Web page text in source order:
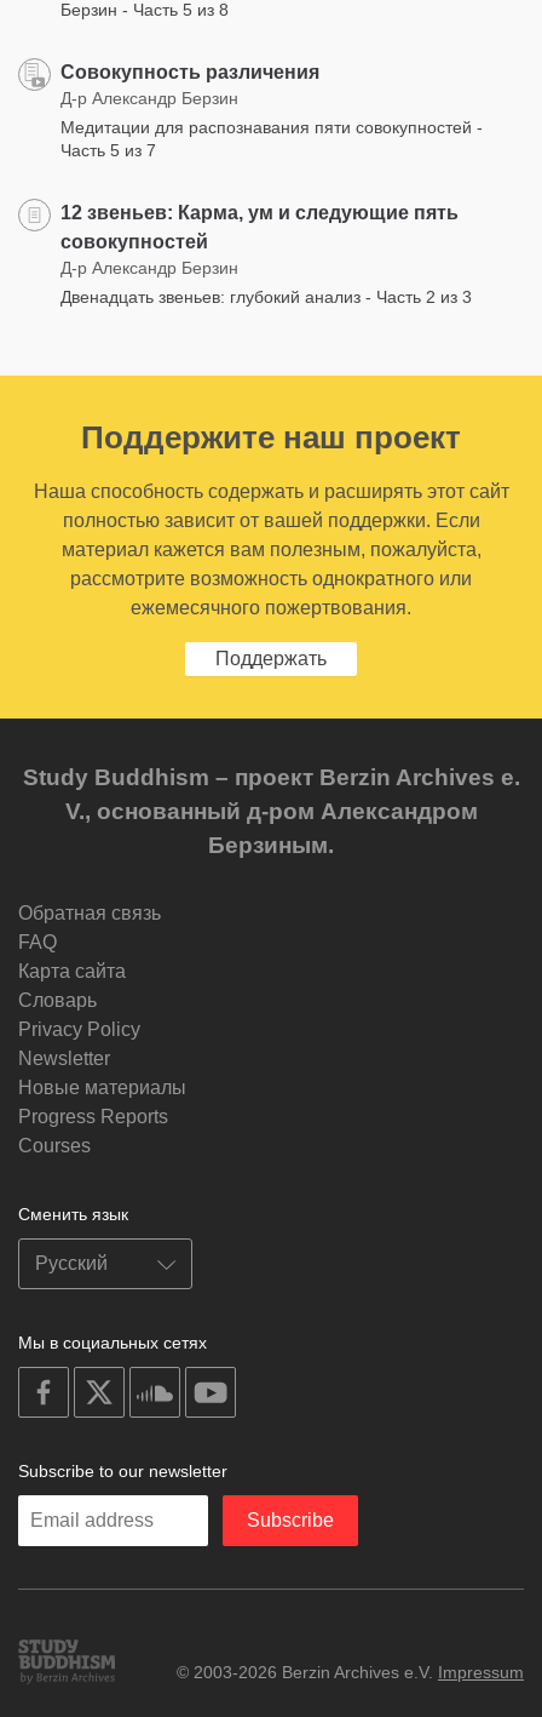
Берзин - Часть 5 из 8
Совокупность различения
Д-р Александр Берзин
Медитации для распознавания пяти совокупностей -
Часть 5 из 7
12 звеньев: Карма, ум и следующие пять
совокупностей
Д-р Александр Берзин
Двенадцать звеньев: глубокий анализ - Часть 2 из 3
Поддержите наш проект
Наша способность содержать и расширять этот сайт
полностью зависит от вашей поддержки. Если
материал кажется вам полезным, пожалуйста,
рассмотрите возможность однократного или
ежемесячного пожертвования.
Поддержать
Study Buddhism – проект Berzin Archives e.
V., основанный д-ром Александром
Берзиным.
Обратная связь
FAQ
Карта сайта
Словарь
Privacy Policy
Newsletter
Новые материалы
Progress Reports
Courses
Сменить язык
Мы в социальных сетях
on
facebook
soundcloud
Subscribe to our newsletter
Enter
Subscribe
Study
Buddhism
© 2003-2026 Berzin Archives e.V. Impressum